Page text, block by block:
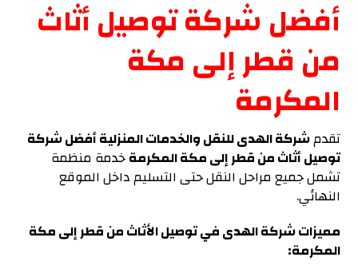
أفضل شركة توصيل أثاث
من قطر إلى مكة
المكرمة
تقدمشركة الهدى للنقل والخدمات المنزلية أفضل شركة
توصيل أثاث من قطر إلى مكة المكرمةخدمة منظمة
تشمل جميع مراحل النقل حتى التسليم داخل الموقع
النهائي.
مميزات شركة الهدى في توصيل الأثاث من قطر إلى مكة
المكرمة: